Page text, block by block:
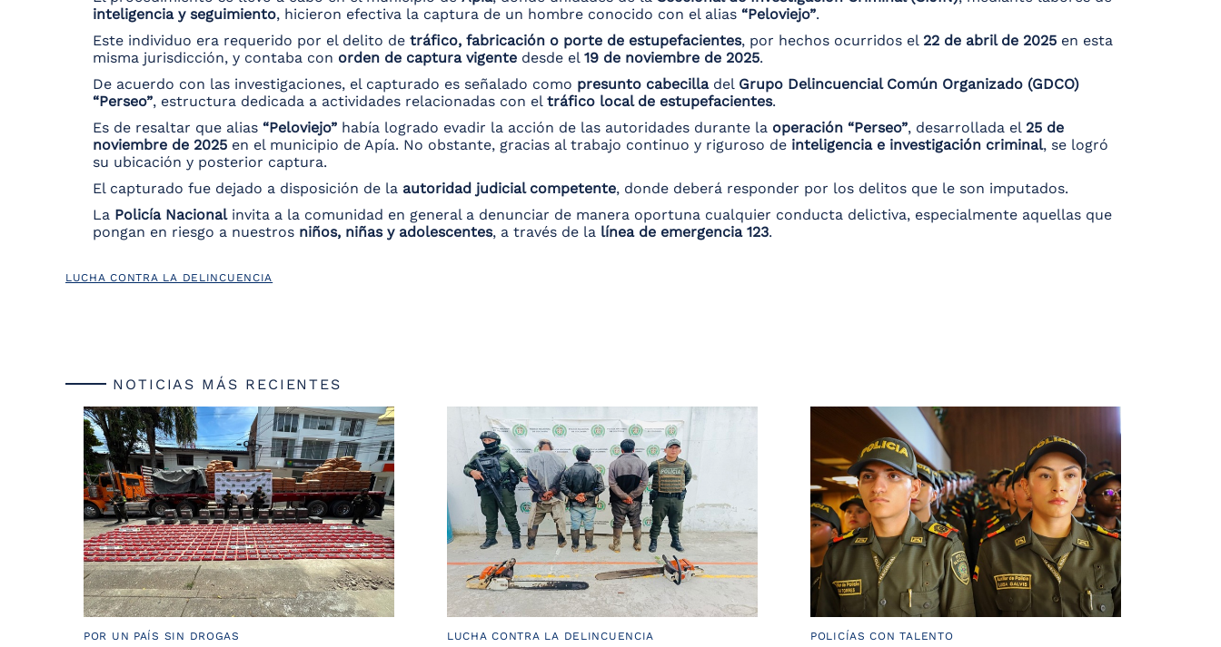
inteligencia y seguimiento, hicieron efectiva la captura de un hombre conocido con el alias “Peloviejo”.
Este individuo era requerido por el delito de tráfico, fabricación o porte de estupefacientes, por hechos ocurridos el 22 de abril de 2025 en esta
misma jurisdicción, y contaba con orden de captura vigente desde el 19 de noviembre de 2025.
De acuerdo con las investigaciones, el capturado es señalado como presunto cabecilladel Grupo Delincuencial Común Organizado (GDCO)
“Perseo”, estructura dedicada a actividades relacionadas con el tráfico local de estupefacientes.
Es de resaltar que alias “Peloviejo” había logrado evadir la acción de las autoridades durante la operación “Perseo”, desarrollada el 25 de
noviembre de 2025 en el municipio de Apía. No obstante, gracias al trabajo continuo y riguroso de inteligencia e investigación criminal, se logró
su ubicación y posterior captura.
El capturado fue dejado a disposición de la autoridad judicial competente, donde deberá responder por los delitos que le son imputados.
La Policía Nacionalinvita a la comunidad en general a denunciar de manera oportuna cualquier conducta delictiva, especialmente aquellas que
pongan en riesgo a nuestros niños, niñas y adolescentes, a través de la línea de emergencia 123.
LUCHA CONTRA LA DELINCUENCIA
NOTICIAS MÁS RECIENTES
POR UN PAÍS SIN DROGAS LUCHA CONTRA LA DELINCUENCIA POLICÍAS CON TALENTO